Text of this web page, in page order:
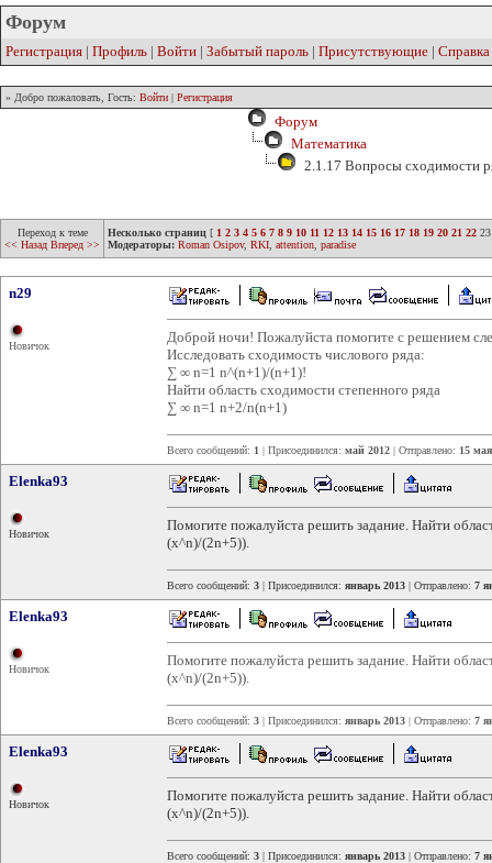
Форум
Регистрация | Профиль | Войти | Забытый пароль | Присутствующие | Справка
» Добро пожаловать, Гость: Войти | Регистрация
Форум
Математика
2.1.17 Вопросы сходимости
Переход к теме
<< Назад Вперед >>
Несколько страниц [ 1 2 3 4 5 6 7 8 9 10 11 12 13 14 15 16 17 18 19 20 21 22 23
Модераторы: Roman Osipov, RKI attention paradise
n29
Новичок
Доброй ночи! Пожалуйста помогите с решением
Исследовать сходимость числового ряда:
∑ ∞ n=1 n^(n+1)/(n+1)!
Найти область сходимости степенного ряда
∑ ∞ n=1 n+2/n(n+1)
Всего сообщений: 1 | Присоединился: май 2012 | Отправлено: 15
Elenka93
Новичок
Помогите пожалуйста решить задание. Найти
(x^n)/(2n+5)).
Всего сообщений: 3 | Присоединился: январь 2013 | Отправлено: 7
Elenka93
Новичок
Помогите пожалуйста решить задание. Найти
(x^n)/(2n+5)).
Всего сообщений: 3 | Присоединился: январь 2013 | Отправлено: 7
Elenka93
Новичок
Помогите пожалуйста решить задание. Найти
(x^n)/(2n+5)).
Всего сообщений: 3 | Присоединился: январь 2013 | Отправлено: 7